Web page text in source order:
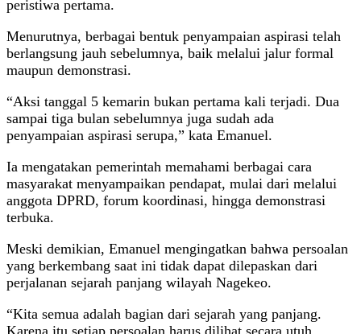
peristiwa pertama.
Menurutnya, berbagai bentuk penyampaian aspirasi telah
berlangsung jauh sebelumnya, baik melalui jalur formal
maupun demonstrasi.
“Aksi tanggal 5 kemarin bukan pertama kali terjadi. Dua
sampai tiga bulan sebelumnya juga sudah ada
penyampaian aspirasi serupa,” kata Emanuel.
Ia mengatakan pemerintah memahami berbagai cara
masyarakat menyampaikan pendapat, mulai dari melalui
anggota DPRD, forum koordinasi, hingga demonstrasi
terbuka.
Meski demikian, Emanuel mengingatkan bahwa persoalan
yang berkembang saat ini tidak dapat dilepaskan dari
perjalanan sejarah panjang wilayah Nagekeo.
“Kita semua adalah bagian dari sejarah yang panjang.
Karena itu setiap persoalan harus dilihat secara utuh,